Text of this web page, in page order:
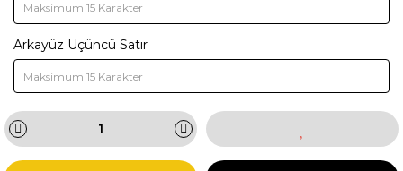
Arkayüz Üçüncü Satır